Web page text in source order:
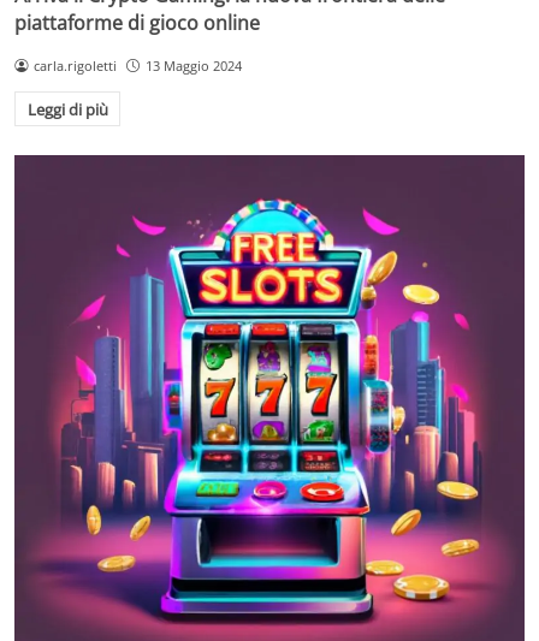
piattaforme di gioco online
carla.rigoletti 13 Maggio 2024
Leggi di più